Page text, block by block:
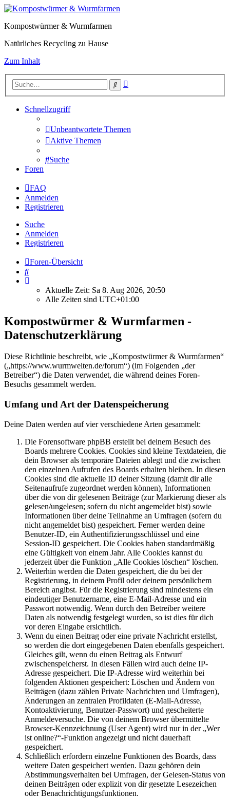
Kompostwürmer & Wurmfarmen
Natürliches Recycling zu Hause
Zum Inhalt
Suche
Schnellzugriff
Unbeantwortete Themen
Aktive Themen
Suche
Foren
FAQ
Anmelden
Registrieren
Suche
Anmelden
Registrieren
Foren-Übersicht
Suche
Aktuelle Zeit: Sa 8. Aug 2026, 20:50
Alle Zeiten sind UTC+01:00
Kompostwürmer & Wurmfarmen -
Datenschutzerklärung
Diese Richtlinie beschreibt, wie „Kompostwürmer & Wurmfarmen“
(„https://www.wurmwelten.de/forum“) (im Folgenden „der
Betreiber“) die Daten verwendet, die während deines Foren-
Besuchs gesammelt werden.
Umfang und Art der Datenspeicherung
Deine Daten werden auf vier verschiedene Arten gesammelt:
Die Forensoftware phpBB erstellt bei deinem Besuch des
Boards mehrere Cookies. Cookies sind kleine Textdateien, die
dein Browser als temporäre Dateien ablegt und die zwischen
den einzelnen Aufrufen des Boards erhalten bleiben. In diesen
Cookies sind die aktuelle ID deiner Sitzung (damit dir alle
Seitenaufrufe zugeordnet werden können), Informationen
über die von dir gelesenen Beiträge (zur Markierung dieser als
gelesen/ungelesen; sofern du nicht angemeldet bist) sowie
Informationen über deine Teilnahme an Umfragen (sofern du
nicht angemeldet bist) gespeichert. Ferner werden deine
Benutzer-ID, ein Authentifizierungsschlüssel und eine
Session-ID gespeichert. Die Cookies haben standardmäßig
eine Gültigkeit von einem Jahr. Alle Cookies kannst du
jederzeit über die Funktion „Alle Cookies löschen“ löschen.
Weiterhin werden die Daten gespeichert, die du bei der
Registrierung, in deinem Profil oder deinem persönlichem
Bereich angibst. Für die Registrierung sind mindestens ein
eindeutiger Benutzername, eine E-Mail-Adresse und ein
Passwort notwendig. Wenn durch den Betreiber weitere
Daten als notwendig festgelegt wurden, so ist dies für dich
vor deren Eingabe ersichtlich.
Wenn du einen Beitrag oder eine private Nachricht erstellst,
so werden die dort eingegebenen Daten ebenfalls gespeichert.
Gleiches gilt, wenn du einen Beitrag als Entwurf
zwischenspeicherst. In diesen Fällen wird auch deine IP-
Adresse gespeichert. Die IP-Adresse wird weiterhin bei
folgenden Aktionen gespeichert: Löschen und Ändern von
Beiträgen (dazu zählen Private Nachrichten und Umfragen),
Änderungen an zentralen Profildaten (E-Mail-Adresse,
Kontoaktivierung, Benutzer-Passwort) und gescheiterte
Anmeldeversuche. Die von deinem Browser übermittelte
Browser-Kennzeichnung (User Agent) wird nur in der „Wer
ist online?“-Funktion angezeigt und nicht dauerhaft
gespeichert.
Schließlich erfordern einzelne Funktionen des Boards, dass
weitere Daten gespeichert werden. Dazu gehören dein
Abstimmungsverhalten bei Umfragen, der Gelesen-Status von
deinen Beiträgen oder explizit von dir gesetzte Lesezeichen
oder Benachrichtigungsfunktionen.